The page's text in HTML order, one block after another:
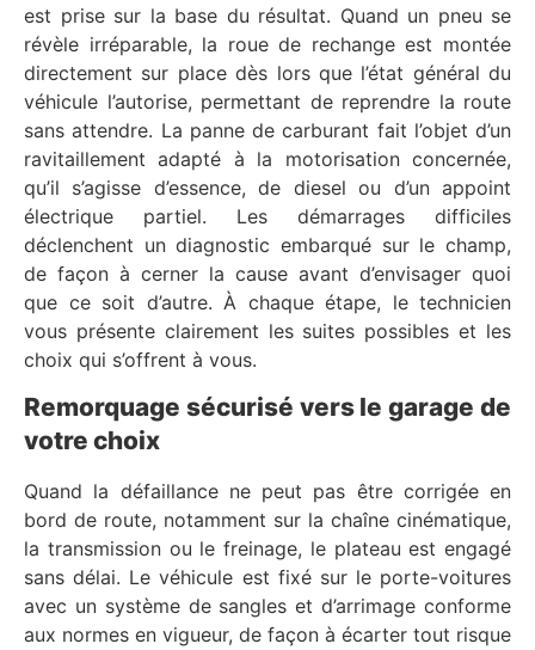
est prise sur la base du résultat. Quand un pneu se
révèle irréparable, la roue de rechange est montée
directement sur place dès lors que l’état général du
véhicule l’autorise, permettant de reprendre la route
sans attendre. La panne de carburant fait l’objet d’un
ravitaillement adapté à la motorisation concernée,
qu’il s’agisse d’essence, de diesel ou d’un appoint
électrique partiel. Les démarrages difficiles
déclenchent un diagnostic embarqué sur le champ,
de façon à cerner la cause avant d’envisager quoi
que ce soit d’autre. À chaque étape, le technicien
vous présente clairement les suites possibles et les
choix qui s’offrent à vous.
Remorquage sécurisé vers le garage de
votre choix
Quand la défaillance ne peut pas être corrigée en
bord de route, notamment sur la chaîne cinématique,
la transmission ou le freinage, le plateau est engagé
sans délai. Le véhicule est fixé sur le porte-voitures
avec un système de sangles et d’arrimage conforme
aux normes en vigueur, de façon à écarter tout risque